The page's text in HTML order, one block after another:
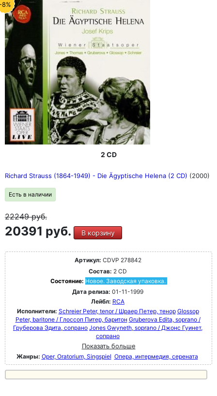
8%
2 CD
Richard Strauss (1864-1949) - Die Ägyptische Helena (2 CD) (2000)
Есть в наличии
22249руб.
20391 руб. В корзину
Артикул: CDVP 278842
Состав: 2 CD
Состояние: Новое. Заводская упаковка.
Дата релиза: 01-11-1999
Лейбл: RCA
Исполнители: Schreier Peter, tenor / Шраер Петер, тенор Glossop
Peter, baritone / Глоссоп Питер, баритон Gruberova Edita, soprano /
Груберова Эдита, сопрано Jones Gwyneth, soprano / Джонс Гуинет,
сопрано
Показать больше
Жанры: Oper, Oratorium, Singspiel Опера, интермедия, серената